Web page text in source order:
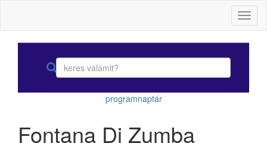
programnaptár
Fontana Di Zumba